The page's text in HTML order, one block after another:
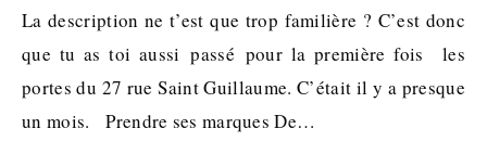
La description ne t’est que trop familière ? C’est donc
que tu as toi aussi passé pour la première fois les
portes du 27 rue Saint Guillaume. C’était il y a presque
un mois. Prendre ses marques De…